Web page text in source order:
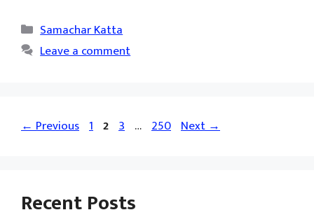
Categories
Samachar Katta
Leave a comment
←Previous Page
1 Page
2 Page
3 … Page
250 Next→
Recent Posts